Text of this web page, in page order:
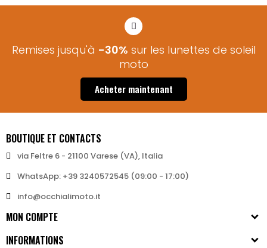
Remises jusqu'à -30% sur les lunettes de soleil
moto​
Acheter maintenant
BOUTIQUE ET CONTACTS
via Feltre 6 - 21100 Varese (VA), Italia
WhatsApp: +39 3240572545 (09:00 - 17:00)
info@occhialimoto.it
MON COMPTE
INFORMATIONS